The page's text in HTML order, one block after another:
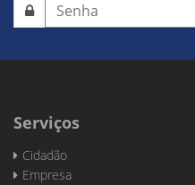
Serviços
Cidadão
Empresa